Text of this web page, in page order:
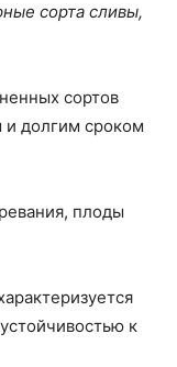
сорта сливы,
сортов
и долгим сроком
плоды
к